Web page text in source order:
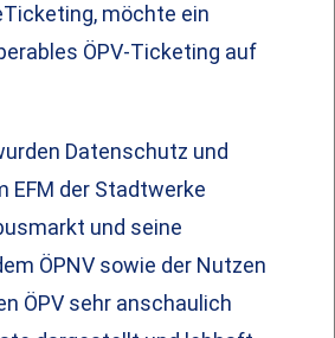
möchte ein
ÖPV-Ticketing auf
Datenschutz und
EFM der Stadtwerke
und seine
ÖPNV sowie der Nutzen
ÖPV sehr anschaulich